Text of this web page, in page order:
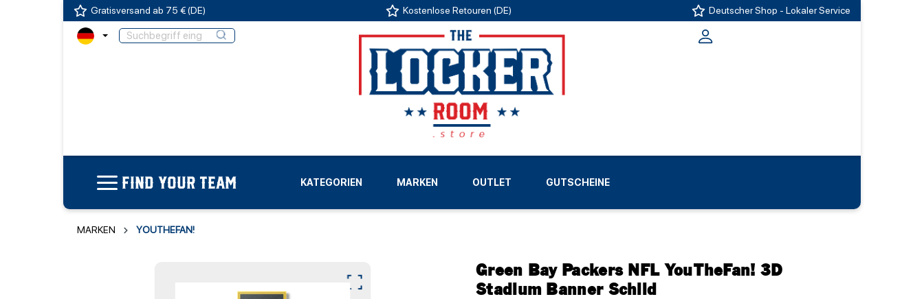
Gratisversand ab 75 € (DE) Kostenlose Retouren (DE) Deutscher Shop - Lokaler Service
FIND YOUR TEAM KATEGORIEN MARKEN
LIGEN
OUTLET GUTSCHEINE
MARKEN YOUTHEFAN!
Green Bay Packers NFL YouTheFan! 3D
Stadium Banner Schild